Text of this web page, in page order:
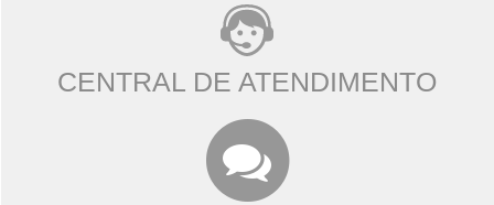
CENTRAL DE ATENDIMENTO